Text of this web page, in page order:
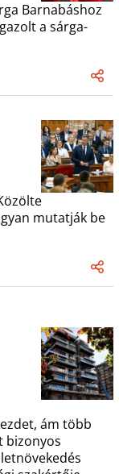
Barnabáshoz
a sárga-
mutatják be
ám több
bizonyos